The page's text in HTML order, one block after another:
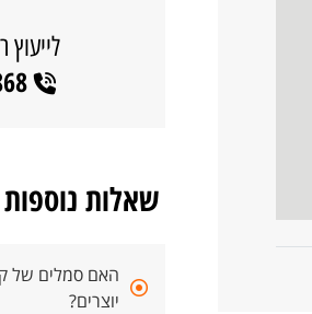
לייעוץ
077-9973868
שאלות נוספות
האם סמלים של
יוצרים?